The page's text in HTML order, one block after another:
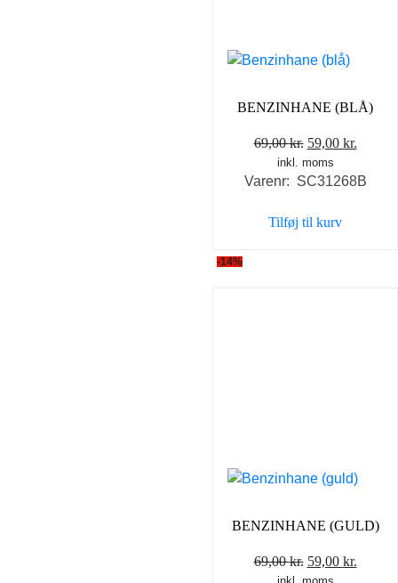
BENZINHANE (BLÅ)
69,00kr. Den
oprindelige
pris
69,00 kr..
59,00 kr.
pris
inkl. moms
Varenr: SC31268B
Tilføj til kurv
-14%
BENZINHANE (GULD)
69,00kr. Den
59,00 kr.